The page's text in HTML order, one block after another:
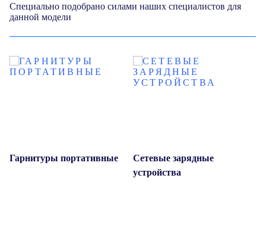
Специально подобрано силами наших специалистов для
данной модели
Гарнитуры портативные
Сетевые зарядные
устройства